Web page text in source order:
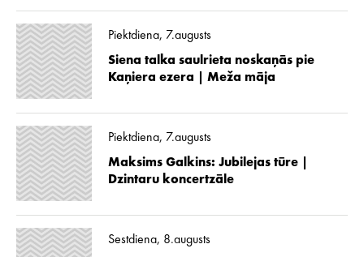
Piektdiena, 7.augusts
Siena talka saulrieta noskaņās pie
Kaņiera ezera | Meža māja
Piektdiena, 7.augusts
Maksims Galkins: Jubilejas tūre |
Dzintaru koncertzāle
Sestdiena, 8.augusts